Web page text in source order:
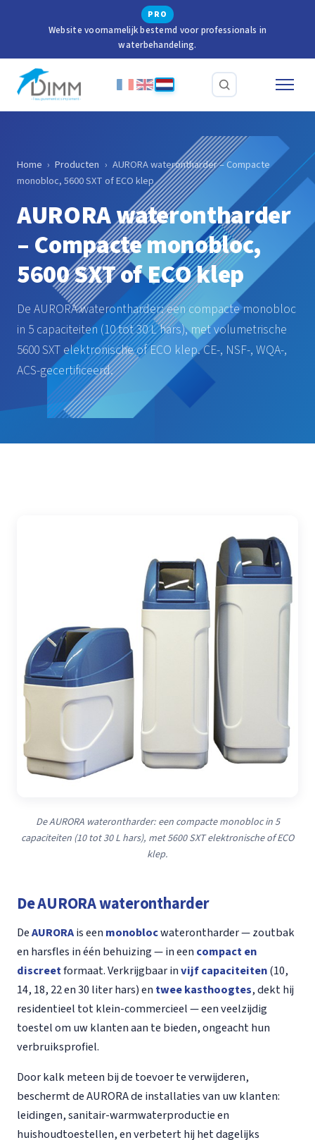
PRO
Website voornamelijk bestemd voor professionals in
waterbehandeling.
Home › Producten › AURORA waterontharder – Compacte
monobloc, 5600 SXT of ECO klep
AURORA waterontharder
– Compacte monobloc,
5600 SXT of ECO klep
De AURORA waterontharder: een compacte monobloc
in 5 capaciteiten (10 tot 30 L hars), met volumetrische
5600 SXT elektronische of ECO klep. CE-, NSF-, WQA-,
ACS-gecertificeerd.
De AURORA waterontharder: een compacte monobloc in 5
capaciteiten (10 tot 30 L hars), met 5600 SXT elektronische of ECO
klep.
De AURORA waterontharder
DeAURORAis een monoblocwaterontharder — zoutbak
en harsfles in één behuizing — in een compact en
discreetformaat. Verkrijgbaar invijf capaciteiten(10,
14, 18, 22 en 30 liter hars) en twee kasthoogtes, dekt hij
residentieel tot klein-commercieel — een veelzijdig
toestel om uw klanten aan te bieden, ongeacht hun
verbruiksprofiel.
Door kalk meteen bij de toevoer te verwijderen,
beschermt de AURORA de installaties van uw klanten:
leidingen, sanitair-warmwaterproductie en
huishoudtoestellen, en verbetert hij het dagelijks